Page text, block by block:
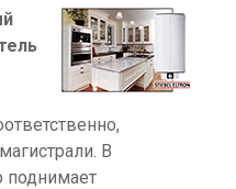
В
поднимает